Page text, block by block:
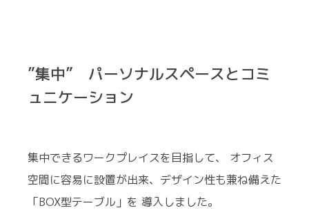
”集中” パーソナルスペースとコミ
ュニケーション
集中できるワークプレイスを目指して、 オフィス
空間に容易に設置が出来、デザイン性も兼ね備えた
「BOX型テーブル」を 導入しました。